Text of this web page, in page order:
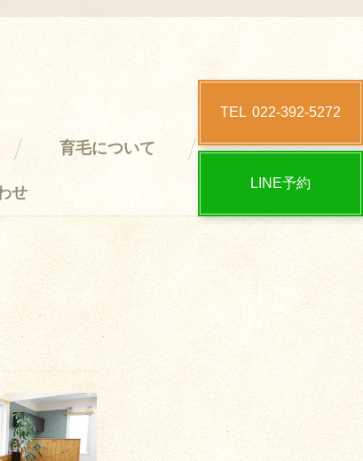
育毛について
せ
TEL 022-392-5272
LINE予約